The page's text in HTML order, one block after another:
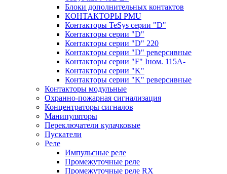
Блоки дополнительных контактов
КОНТАКТОРЫ PMU
Контакторы TeSys серии "D"
Контакторы серии "D"
Контакторы серии "D" 220
Контакторы серии "D" реверсивные
Контакторы серии "F" Iном. 115А-
Контакторы серии "K"
Контакторы серии "K" реверсивные
Контакторы модульные
Охранно-пожарная сигнализация
Концентраторы сигналов
Манипуляторы
Переключатели кулачковые
Пускатели
Реле
Импульсные реле
Промежуточные реле
Промежуточные реле RX